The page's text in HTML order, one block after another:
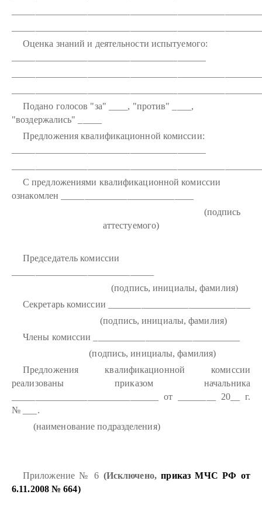
Оценка знаний и деятельности испытуемого:
Подано голосов "за" ____, "против" ____,
"воздержались" _____
Предложения квалификационной комиссии:
С предложениями квалификационной комиссии
ознакомлен ____________________________
(подпись
аттестуемого)
Председатель комиссии
(подпись, инициалы, фамилия)
Секретарь комиссии ______________________________
(подпись, инициалы, фамилия)
Члены комиссии _______________________________
(подпись, инициалы, фамилия)
Предложения квалификационной комиссии
реализованы приказом начальника
_______________________________ от ________ 20__ г.
№ ___.
(наименование подразделения)
Приложение № 6 (Исключено, приказМЧС РФ от
6.11.2008 № 664)